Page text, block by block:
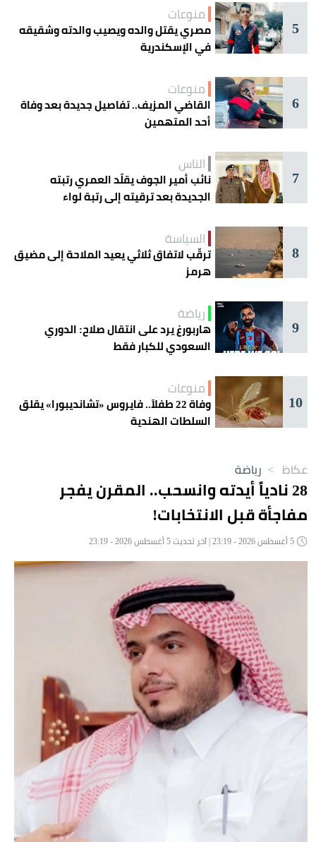
5
منوعات
مصري يقتل والده ويصيب والدته وشقيقه
في الإسكندرية
6
منوعات
القاضي المزيف.. تفاصيل جديدة بعد وفاة
أحد المتهمين
7
الناس
نائب أمير الجوف يقلّد العمري رتبته
الجديدة بعد ترقيته إلى رتبة لواء
8
السياسة
ترقّب لاتفاق ثلاثي يعيد الملاحة إلى مضيق
هرمز
9
رياضة
هاربورغ يرد على انتقال صلاح: الدوري
السعودي للكبار فقط
10
منوعات
وفاة 22 طفلاً.. فايروس «تشانديبورا» يقلق
السلطات الهندية
عكاظ > رياضة
28 نادياً أيدته وانسحب.. المقرن يفجر
مفاجأة قبل الانتخابات!